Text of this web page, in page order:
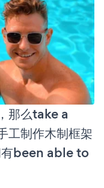
那么take a
制作木制框架
been able to